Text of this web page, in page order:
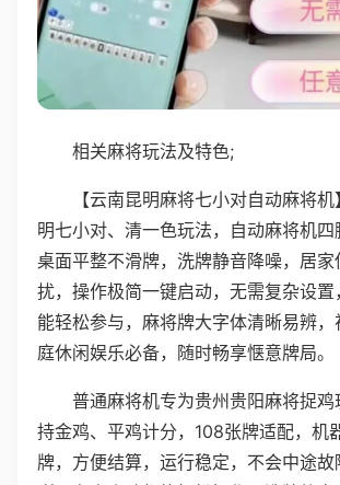
相关麻将玩法及特色;
【云南昆明麻将七小对自动麻将
明七小对、清一色玩法，自动麻将机四
桌面平整不滑牌，洗牌静音降噪，居家
扰，操作极简一键启动，无需复杂设
能轻松参与，麻将牌大字体清晰易辨，
庭休闲娱乐必备，随时畅享惬意牌局。
普通麻将机专为贵州贵阳麻将捉鸡
持金鸡、平鸡计分，108张牌适配，机
牌，方便结算，运行稳定，不会中途